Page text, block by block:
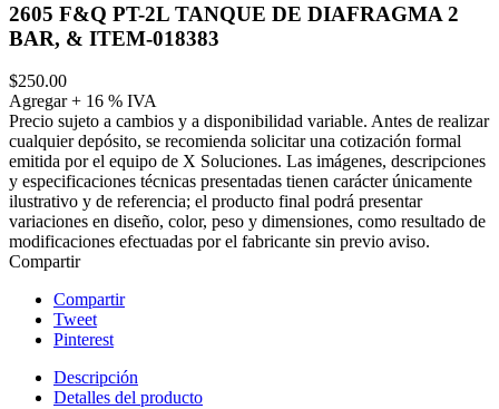
2605 F&Q PT-2L TANQUE DE DIAFRAGMA 2
BAR, & ITEM-018383
$250.00
Agregar + 16 % IVA
Precio sujeto a cambios y a disponibilidad variable. Antes de realizar
cualquier depósito, se recomienda solicitar una cotización formal
emitida por el equipo de X Soluciones. Las imágenes, descripciones
y especificaciones técnicas presentadas tienen carácter únicamente
ilustrativo y de referencia; el producto final podrá presentar
variaciones en diseño, color, peso y dimensiones, como resultado de
modificaciones efectuadas por el fabricante sin previo aviso.
Compartir
Compartir
Tweet
Pinterest
Descripción
Detalles del producto